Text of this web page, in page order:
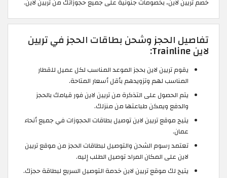
خصم تريين لاين، بخصومات جنونية على جميع حجوزاتك من تريين لاين.
تفاصيل الحجز وشحن بطاقات الحجز في تريين
لاين Trainline:
يقوم تريين لاين بحجز الموعد المناسب لكل عميل للقطار
المناسب لهم وتزويدهم بأقل أسعار المتاحة.
يتم الحصول على التذكرة من تريين لاين فور قيامك بالحجز
والدفع ويمكن طباعتها من منزلك.
يتيح موقع تريين لاين توصيل بطاقات الحجوزات في جميع أنحاء
عمان.
تعتمد رسوم الشحن والتوصيل لبطاقات الحجز من موقع تريين
لاين على المكان المراد توصيل الطلب إليه.
يتيح لك موقع تريين لاين خدمة التوصيل السريع لبطاقة حجزك.